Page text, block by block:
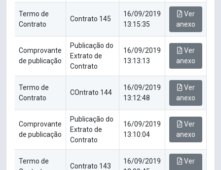
Termo de
Contrato
Contrato 145
16/09/2019
13:15:35
Ver
anexo
Comprovante
de publicação
Publicação do
Extrato de
Contrato
16/09/2019
13:13:13
Ver
anexo
Termo de
Contrato
COntrato 144
16/09/2019
13:12:48
Ver
anexo
Comprovante
de publicação
Publicação do
Extrato de
Contrato
16/09/2019
13:10:04
Ver
anexo
Termo de
Contrato 143
16/09/2019
Ver